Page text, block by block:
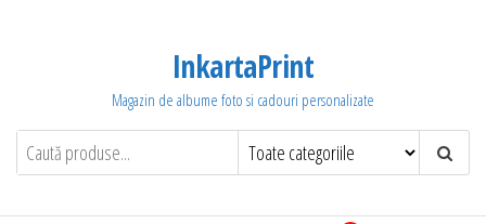
InkartaPrint
Magazin de albume foto si cadouri personalizate